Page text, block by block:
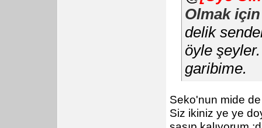
Olmak
delik
öyle
garibime.
Seko'nun mide
Siz ikiniz ye ye